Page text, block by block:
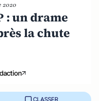
2020
: un drame
la chute
CLASSER